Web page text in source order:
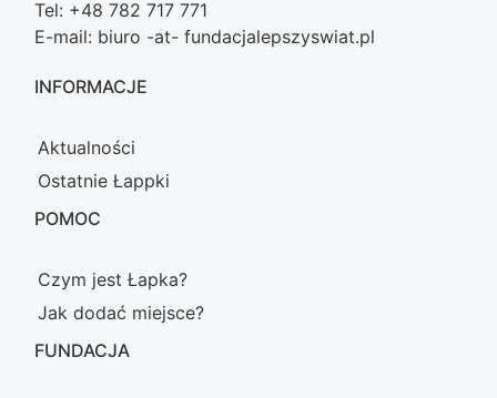
Tel: +48 782 717 771
E-mail: biuro -at- fundacjalepszyswiat.pl
INFORMACJE
Aktualności
Ostatnie Łappki
POMOC
Czym jest Łapka?
Jak dodać miejsce?
FUNDACJA